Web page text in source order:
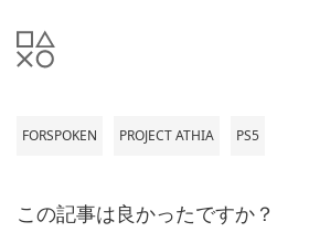
FORSPOKEN PROJECT ATHIA PS5
この記事は良かったですか？